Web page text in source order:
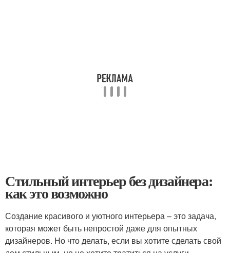
Стильный интерьер без дизайнера:
как это возможно
Создание красивого и уютного интерьера – это задача,
которая может быть непростой даже для опытных
дизайнеров. Но что делать, если вы хотите сделать свой